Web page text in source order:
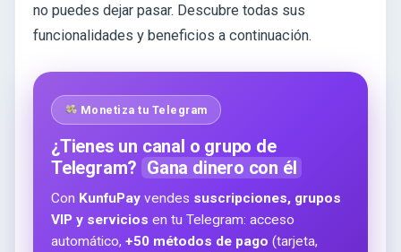
no puedes dejar pasar. Descubre todas sus
funcionalidades y beneficios a continuación.
Monetiza tu Telegram
¿Tienes un canal o grupo de
Telegram? Gana dinero con él
Con KunfuPay vendes suscripciones, grupos
VIP y servicios en tu Telegram: acceso
automático, +50 métodos de pago (tarjeta,